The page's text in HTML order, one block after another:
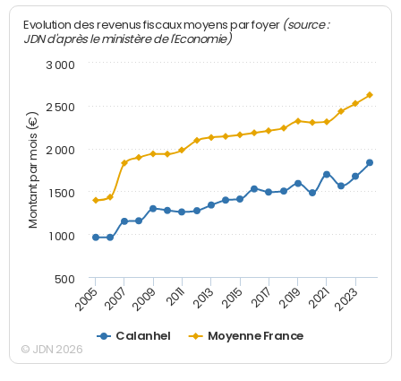
Montant par mois (€)
Evolution des revenus fiscaux moyens par foyer (source :
JDN d'après le ministère de l'Economie)
Calanhel Moyenne France
2005 2007 2009 2011 2013 2015 2017 2019 2021 2023
500
1 000
1 500
2 000
2 500
3 000
© JDN 2026